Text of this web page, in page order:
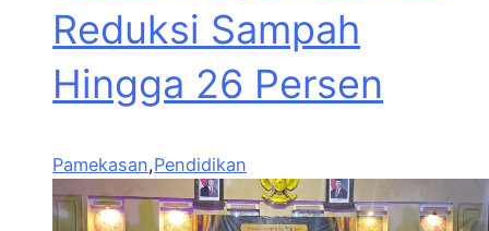
Reduksi Sampah
Hingga 26 Persen
Pamekasan,Pendidikan